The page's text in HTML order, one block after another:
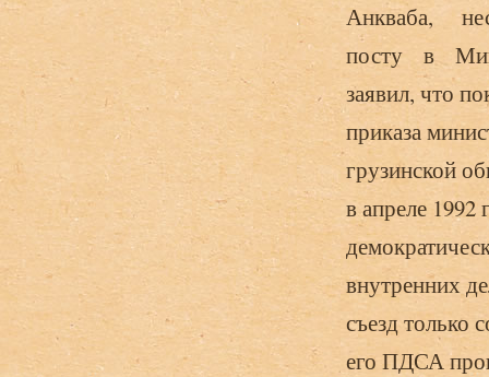
Анкваба,
посту в
заявил, что
приказа
грузинской
в апреле
внутренних
съезд только
его ПДСА